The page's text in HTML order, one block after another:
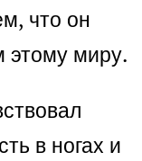
что он
миру.
в ногах и